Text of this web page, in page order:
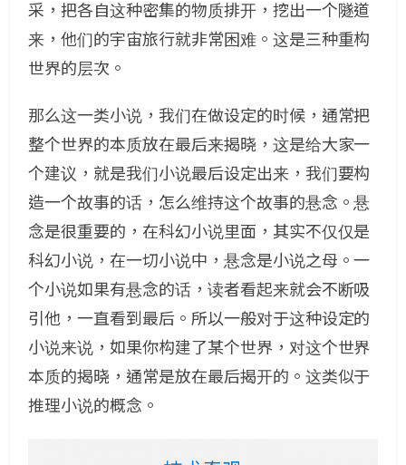
采，把各自这种密集的物质排开，挖出一个隧道
来，他们的宇宙旅行就非常困难。这是三种重构
世界的层次。
那么这一类小说，我们在做设定的时候，通常把
整个世界的本质放在最后来揭晓，这是给大家一
个建议，就是我们小说最后设定出来，我们要构
造一个故事的话，怎么维持这个故事的悬念。悬
念是很重要的，在科幻小说里面，其实不仅仅是
科幻小说，在一切小说中，悬念是小说之母。一
个小说如果有悬念的话，读者看起来就会不断吸
引他，一直看到最后。所以一般对于这种设定的
小说来说，如果你构建了某个世界，对这个世界
本质的揭晓，通常是放在最后揭开的。这类似于
推理小说的概念。